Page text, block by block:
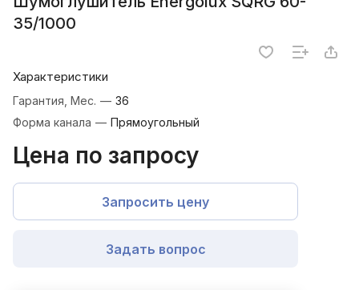
35/1000
Характеристики
Гарантия, Мес. — 36
Форма канала — Прямоугольный
Цена по запросу
Запросить цену
Задать вопрос